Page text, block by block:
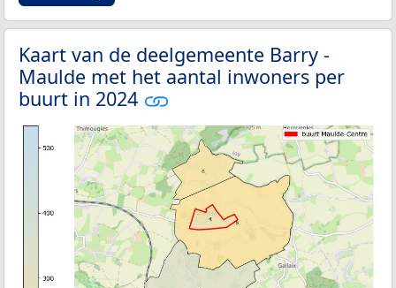
Kaart van de deelgemeente Barry -
Maulde met het aantal inwoners per
buurt in 2024